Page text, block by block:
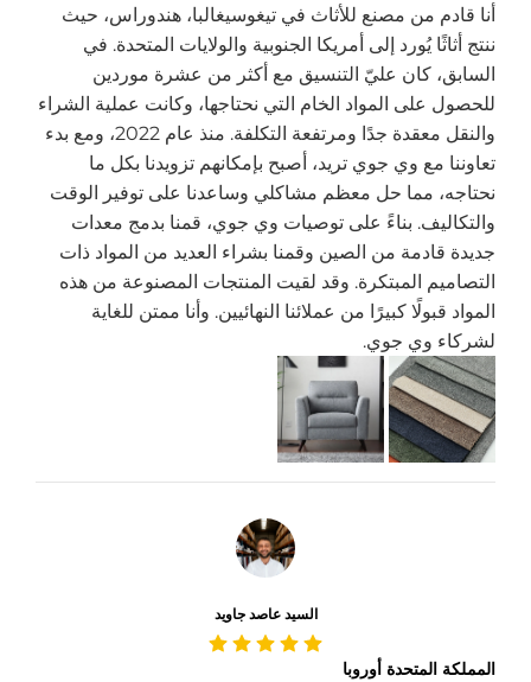
أنا قادم من مصنع للأثاث في تيغوسيغالبا، هندوراس، حيث
ننتج أثاثًا يُورد إلى أمريكا الجنوبية والولايات المتحدة. في
السابق، كان عليّ التنسيق مع أكثر من عشرة موردين
للحصول على المواد الخام التي نحتاجها، وكانت عملية الشراء
والنقل معقدة جدًا ومرتفعة التكلفة. منذ عام 2022، ومع بدء
تعاوننا مع وي جوي تريد، أصبح بإمكانهم تزويدنا بكل ما
نحتاجه، مما حل معظم مشاكلي وساعدنا على توفير الوقت
والتكاليف. بناءً على توصيات وي جوي، قمنا بدمج معدات
جديدة قادمة من الصين وقمنا بشراء العديد من المواد ذات
التصاميم المبتكرة. وقد لقيت المنتجات المصنوعة من هذه
المواد قبولًا كبيرًا من عملائنا النهائيين. وأنا ممتن للغاية
لشركاء وي جوي.
السيد عاصد جاويد
المملكة المتحدة أوروبا